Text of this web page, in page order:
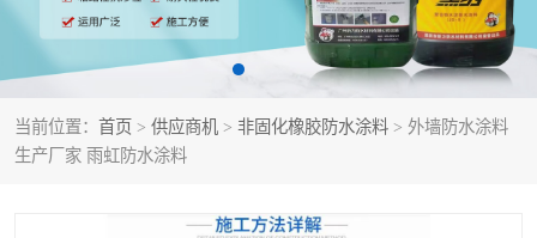
当前位置： 首页 > 供应商机 > 非固化橡胶防水涂料 > 外墙防水涂料
生产厂家 雨虹防水涂料
乳化沥青防水涂料 自粘卷材
非固化橡胶防水涂料